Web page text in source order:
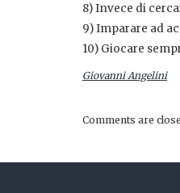
8) Invece di
9) Imparare ad
10) Giocare
Giovanni Angelini
Comments are